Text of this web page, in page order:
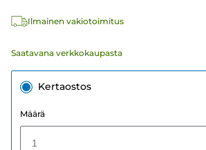
Ilmainen vakiotoimitus
Saatavana verkkokaupasta
Kertaostos
Määrä
1